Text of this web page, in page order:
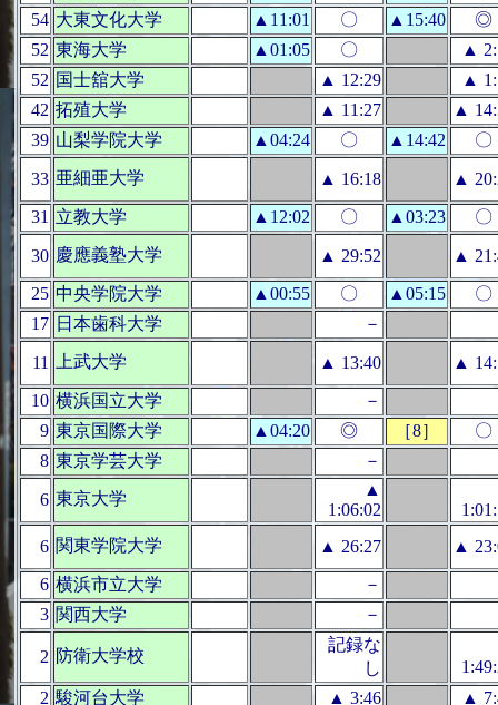
54 大東文化大学 ▲11:01 〇 ▲15:40
◎
52 東海大学 ▲01:05 〇
▲
52 国士舘大学 ▲ 12:29
▲
42 拓殖大学 ▲ 11:27
▲
39 山梨学院大学 ▲04:24 〇 ▲14:42 〇
33 亜細亜大学 ▲ 16:18
▲
31 立教大学 ▲12:02 〇 ▲03:23 〇
30 慶應義塾大学 ▲ 29:52
▲
25 中央学院大学 ▲00:55 〇 ▲05:15
〇
17 日本歯科大学 －
11 上武大学 ▲ 13:40
▲
10 横浜国立大学 －
9 東京国際大学 ▲04:20 ◎ ［8］
〇
8 東京学芸大学 －
6 東京大学
▲
1:06:02
6 関東学院大学 ▲ 26:27
▲
6 横浜市立大学 －
3 関西大学 －
2 防衛大学校
記録な
し
2 駿河台大学 ▲ 3:46 ▲